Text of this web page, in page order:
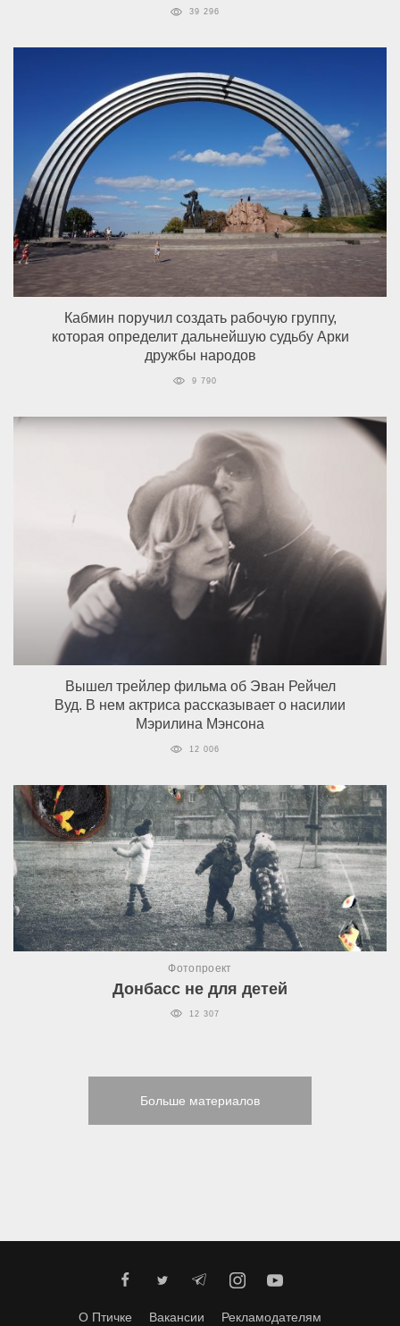
39 296
Кабмин поручил создать рабочую группу,
которая определит дальнейшую судьбу Арки
дружбы народов
9 790
Вышел трейлер фильма об Эван Рейчел
Вуд. В нем актриса рассказывает о насилии
Мэрилина Мэнсона
12 006
Фотопроект
Донбасс не для детей
12 307
Больше материалов
О Птичке Вакансии Рекламодателям